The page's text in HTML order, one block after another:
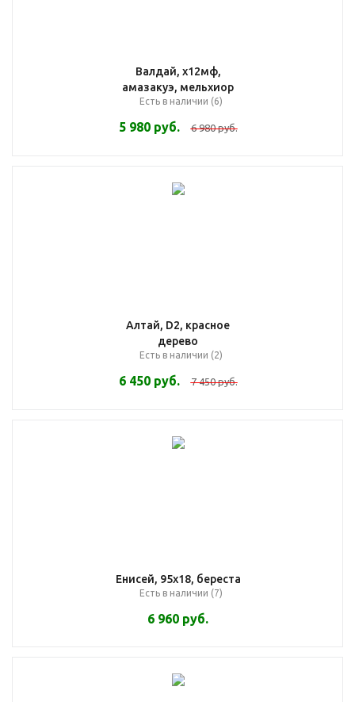
Валдай, х12мф,
амазакуэ, мельхиор
Есть в наличии (6)
5 980руб. 6 980руб.
Алтай, D2, красное
дерево
Есть в наличии (2)
6 450руб. 7 450руб.
Енисей, 95х18, береста
Есть в наличии (7)
6 960 руб.